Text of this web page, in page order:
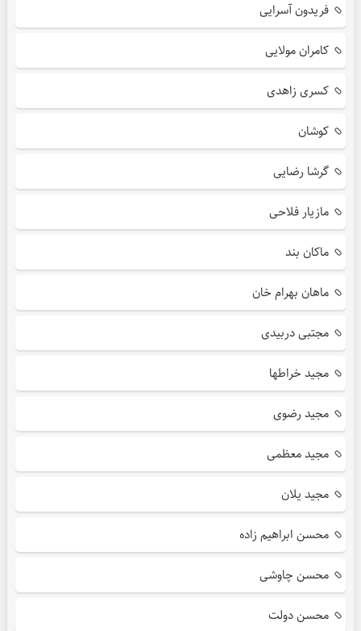
فریدون آسرایی
کامران مولایی
کسری زاهدی
کوشان
گرشا رضایی
مازیار فلاحی
ماکان بند
ماهان بهرام خان
مجتبی دربیدی
مجید خراطها
مجید رضوی
مجید معظمی
مجید یلان
محسن ابراهیم زاده
محسن چاوشی
محسن دولت